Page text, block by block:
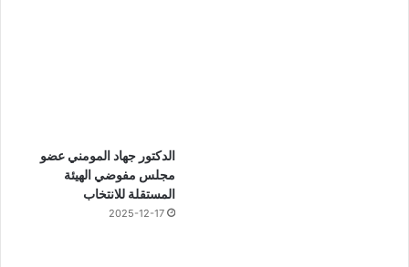
الدكتور جهاد المومني عضو
مجلس مفوضي الهيئة
المستقلة للانتخاب
2025-12-17